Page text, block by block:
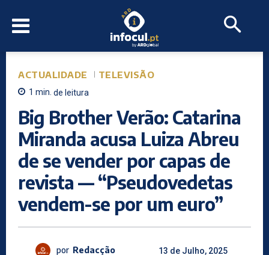
ACTUALIDADE TELEVISÃO
1 min. de leitura
Big Brother Verão: Catarina
Miranda acusa Luiza Abreu
de se vender por capas de
revista — “Pseudovedetas
vendem-se por um euro”
por Redacção 13 de Julho, 2025